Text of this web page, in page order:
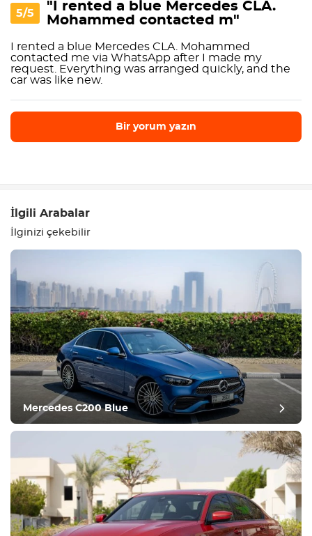
5/5
"I rented a blue Mercedes CLA.
Mohammed contacted m"
I rented a blue Mercedes CLA. Mohammed
contacted me via WhatsApp after I made my
request. Everything was arranged quickly, and the
car was like new.
Bir yorum yazın
Ekipman
Konforlu
İklim Kontrolü
Durum
İlgili Arabalar
İlginizi çekebilir
Mercedes C200 Blue